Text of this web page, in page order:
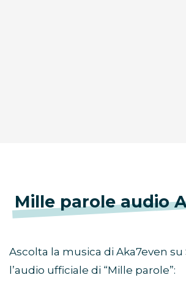
Mille parole audio
Ascolta la musica di Aka7even su
l’audio ufficiale di “Mille parole”: